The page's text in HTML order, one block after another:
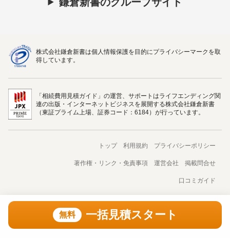
無料 一括見積スタート
株式会社鎌倉新書は個人情報保護を目的にプライバシーマークを取
得しています。
「相続費用見積ガイド」の運営、サポートはライフエンディング関
連の出版・インターネットビジネスを展開する株式会社鎌倉新書
（東証プライム上場、証券コード：6184）が行っています。
トップ 利用規約 プライバシーポリシー
著作権・リンク・免責事項 運営会社 掲載問合せ
口コミガイド
Copyright(C) Kamakura Shinsho, Ltd. All Rights Reserved. 無断転載・剽窃禁止